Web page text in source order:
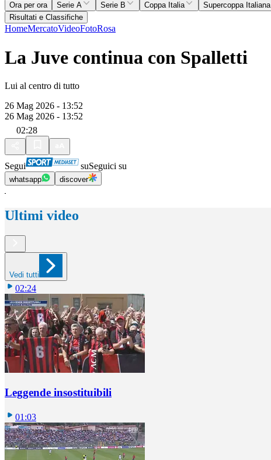
Ora per ora Serie A Serie B Coppa Italia Supercoppa Italiana
Risultati e Classifiche
HomeMercatoVideoFotoRosa
La Juve continua con Spalletti
Lui al centro di tutto
26 Mag 2026 - 13:52
26 Mag 2026 - 13:52
02:28
Segui suSeguici su
whatsapp discover
Ultimi video
Vedi tutti
02:24
Leggende insostituibili
01:03